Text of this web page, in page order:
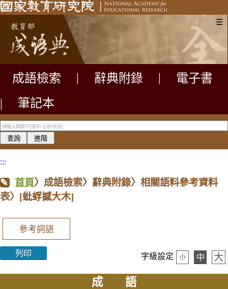
☰
成語檢索 辭典附錄
電子書
|
筆記本
:::
首頁〉成語檢索〉辭典附錄〉相關語料參考資料
表〉 [蚍蜉撼大木]
參考詞語
列印 字級設定 小 中 大
成 語